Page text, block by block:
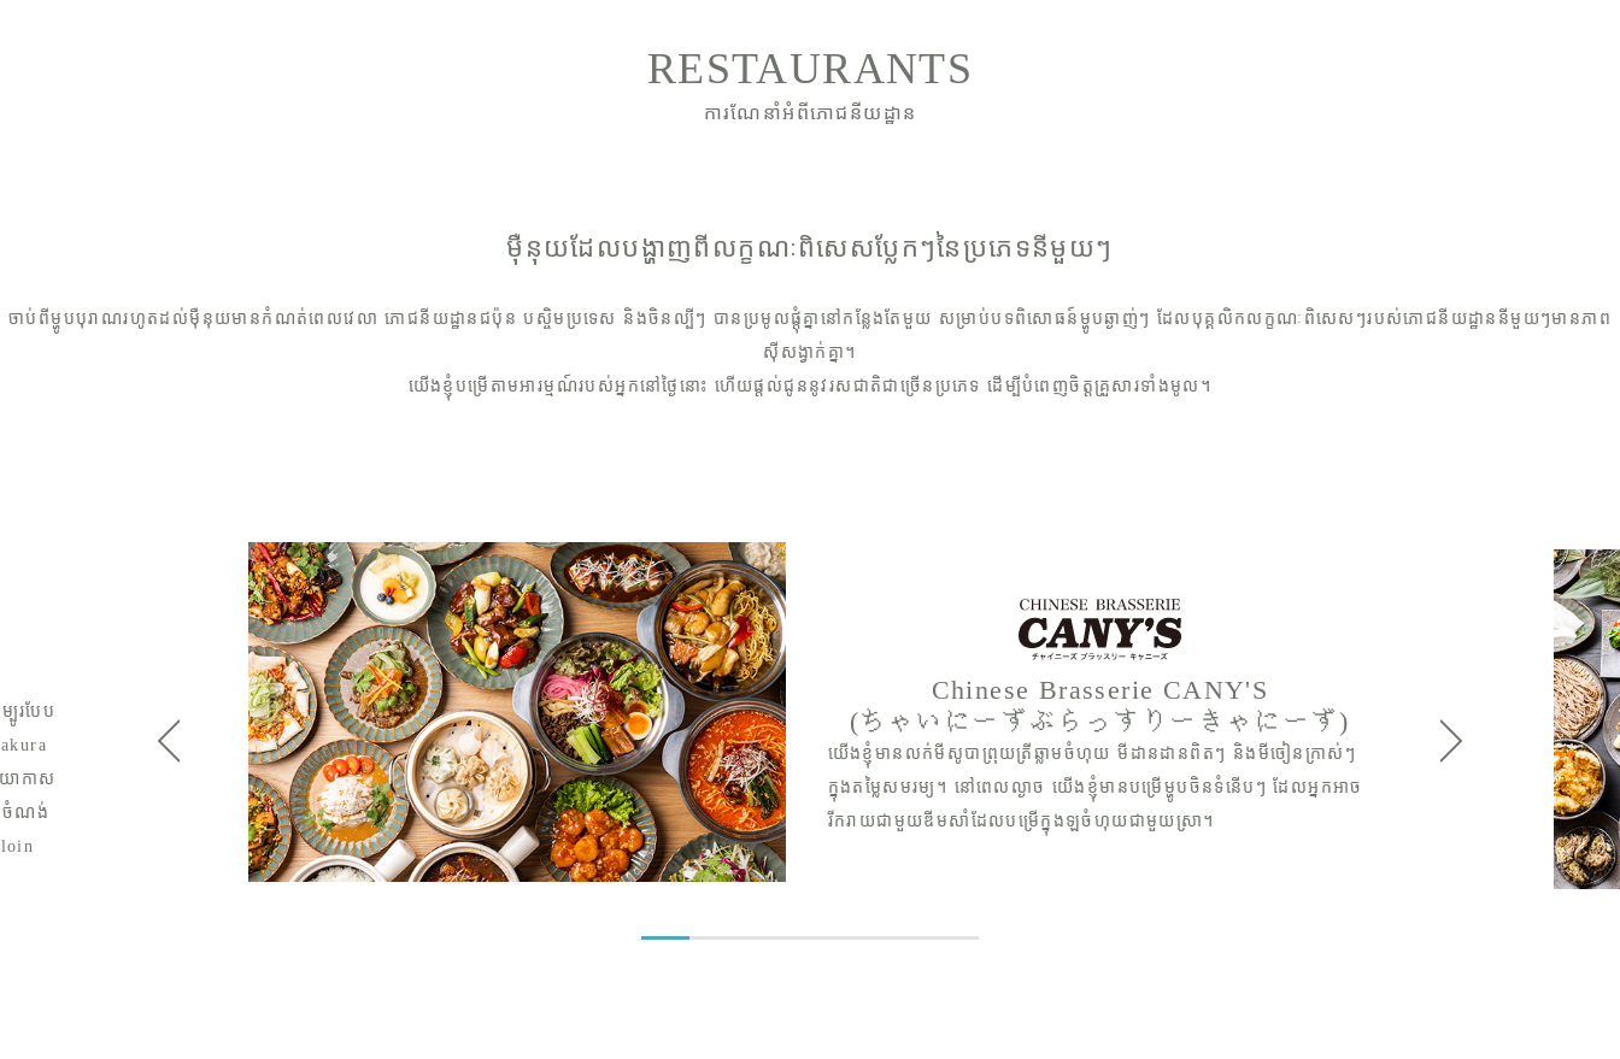
RESTAURANTS
ការណែនាំអំពីភោជនីយដ្ឋាន
ម៉ឺនុយដែលបង្ហាញពីលក្ខណៈពិសេសប្លែកៗនៃប្រភេទនីមួយៗ
ចាប់ពីម្ហូបបុរាណរហូតដល់ម៉ឺនុយមានកំណត់ពេលវេលា ភោជនីយដ្ឋានជប៉ុន បស្ចិមប្រទេស និងចិនល្បីៗ បានប្រមូលផ្តុំគ្នានៅកន្លែងតែមួយ សម្រាប់បទពិសោធន៍ម្ហូបឆ្ងាញ់ៗ ដែលបុគ្គលិកលក្ខណៈពិសេសៗរបស់ភោជនីយដ្ឋាននីមួយៗមានភាព
ស៊ីសង្វាក់គ្នា។
យើងខ្ញុំបម្រើតាមអារម្មណ៍របស់អ្នកនៅថ្ងៃនោះ ហើយផ្តល់ជូននូវរសជាតិជាច្រើនប្រភេទ ដើម្បីបំពេញចិត្តគ្រួសារទាំងមូល។
)
ាស់ៗ
នកអាច
Japanese Brasserie CANY'S
（じゃぱにーずぶらっすりーきゃにーず）
នៅពេលអាហារថ្ងៃត្រង់ យើងខ្ញុំផ្តល់ជូននូវមីសូបាកិនរដុបពិសេសរបស់យើងខ្ញុំ
ដែលអាចរីករាយជាមួយទឹកជ្រលក់តាមជម្រើសរបស់អ្នក ក៏ដូចជាតេមប៉ូរ៉ាចៀន
ថ្មីៗដែលផលិតពីគ្រឿងផ្សំដែលបានជ្រើសរើសយ៉ាងយកចិត្តទុកដាក់។ នៅពេល
ល្ងាច អ្នកអាចរីករាយជាមួយមុខម្ហូបសមុទ្រ និងសាច់ដែលផលិតពីគ្រឿងផ្សំអូ